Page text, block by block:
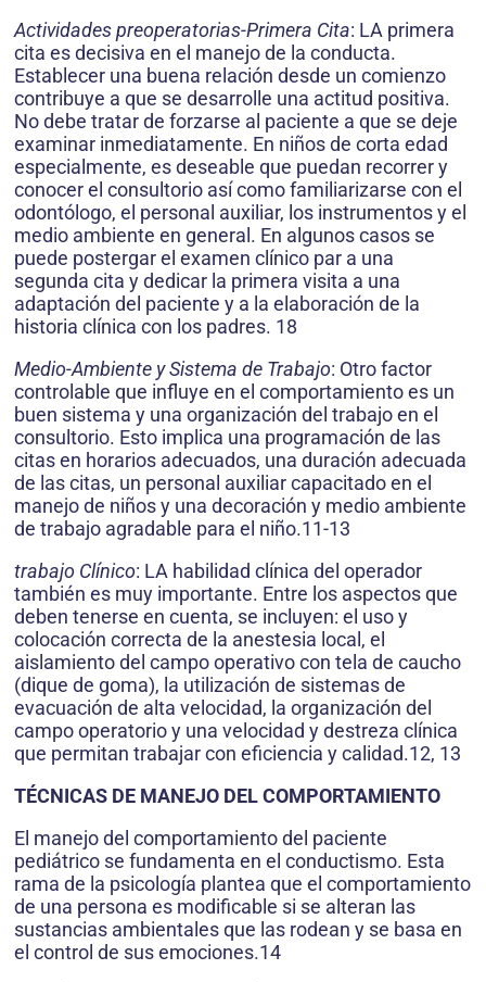
Actividades preoperatorias-Primera Cita: LA primera
cita es decisiva en el manejo de la conducta.
Establecer una buena relación desde un comienzo
contribuye a que se desarrolle una actitud positiva.
No debe tratar de forzarse al paciente a que se deje
examinar inmediatamente. En niños de corta edad
especialmente, es deseable que puedan recorrer y
conocer el consultorio así como familiarizarse con el
odontólogo, el personal auxiliar, los instrumentos y el
medio ambiente en general. En algunos casos se
puede postergar el examen clínico par a una
segunda cita y dedicar la primera visita a una
adaptación del paciente y a la elaboración de la
historia clínica con los padres. 18
Medio-Ambiente y Sistema de Trabajo: Otro factor
controlable que influye en el comportamiento es un
buen sistema y una organización del trabajo en el
consultorio. Esto implica una programación de las
citas en horarios adecuados, una duración adecuada
de las citas, un personal auxiliar capacitado en el
manejo de niños y una decoración y medio ambiente
de trabajo agradable para el niño.11-13
trabajo Clínico: LA habilidad clínica del operador
también es muy importante. Entre los aspectos que
deben tenerse en cuenta, se incluyen: el uso y
colocación correcta de la anestesia local, el
aislamiento del campo operativo con tela de caucho
(dique de goma), la utilización de sistemas de
evacuación de alta velocidad, la organización del
campo operatorio y una velocidad y destreza clínica
que permitan trabajar con eficiencia y calidad.12, 13
TÉCNICAS DE MANEJO DEL COMPORTAMIENTO
El manejo del comportamiento del paciente
pediátrico se fundamenta en el conductismo. Esta
rama de la psicología plantea que el comportamiento
de una persona es modificable si se alteran las
sustancias ambientales que las rodean y se basa en
el control de sus emociones.14